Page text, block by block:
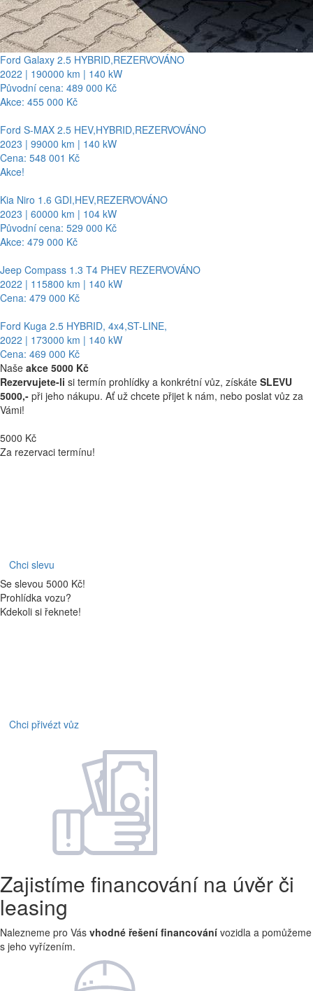
Ford Galaxy 2.5 HYBRID,REZERVOVÁNO
2022 | 190000 km | 140 kW
Původní cena: 489 000 Kč
Akce: 455 000 Kč
Ford S-MAX 2.5 HEV,HYBRID,REZERVOVÁNO
2023 | 99000 km | 140 kW
Cena: 548 001 Kč
Akce!
Kia Niro 1.6 GDI,HEV,REZERVOVÁNO
2023 | 60000 km | 104 kW
Původní cena: 529 000 Kč
Akce: 479 000 Kč
Jeep Compass 1.3 T4 PHEV REZERVOVÁNO
2022 | 115800 km | 140 kW
Cena: 479 000 Kč
Ford Kuga 2.5 HYBRID, 4x4,ST-LINE,
2022 | 173000 km | 140 kW
Cena: 469 000 Kč
Naše akce 5000 Kč
Rezervujete-li si termín prohlídky a konkrétní vůz, získáte SLEVU
5000,- při jeho nákupu. Ať už chcete přijet k nám, nebo poslat vůz za
Vámi!
5000 Kč
Za rezervaci termínu!
Chci slevu
Se slevou 5000 Kč!
Prohlídka vozu?
Kdekoli si řeknete!
Chci přivézt vůz
Zajistíme financování na úvěr či
leasing
Nalezneme pro Vás vhodné řešení financování vozidla a pomůžeme
s jeho vyřízením.